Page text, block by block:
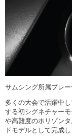
サムシング所属プレ
多くの大会で活躍中
する初シグネチャー
や高難度のホリゾン
ドモデルとして完成し